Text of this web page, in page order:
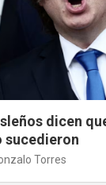
dicen
sucedieron
Torres